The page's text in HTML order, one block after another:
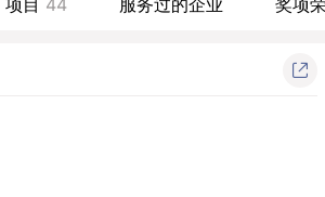
项目 44 服务过的企业 奖项